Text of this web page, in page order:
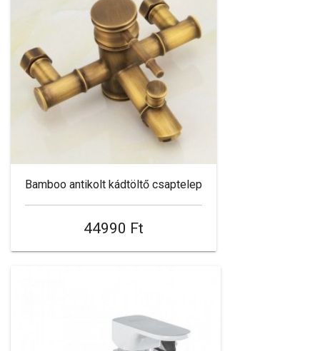
Bamboo antikolt kádtöltő csaptelep
44990 Ft